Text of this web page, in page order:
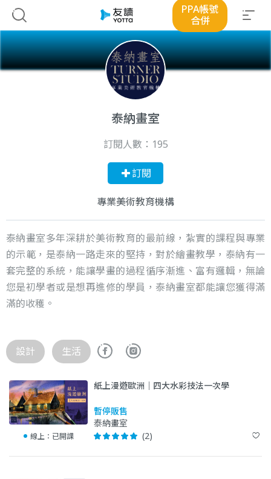
PPA帳號
合併
泰納畫室
訂閱人數： 195
訂閱
專業美術教育機構
泰納畫室多年深耕於美術教育的最前線，紮實的課程與專業
的示範，是泰納一路走來的堅持，對於繪畫教學，泰納有一
套完整的系統，能讓學畫的過程循序漸進、富有邏輯，無論
您是初學者或是想再進修的學員，泰納畫室都能讓您獲得滿
滿的收穫。
設計 生活
線上： 已開課
紙上漫遊歐洲｜四大水彩技法一次學
暫停販售
泰納畫室
(2)